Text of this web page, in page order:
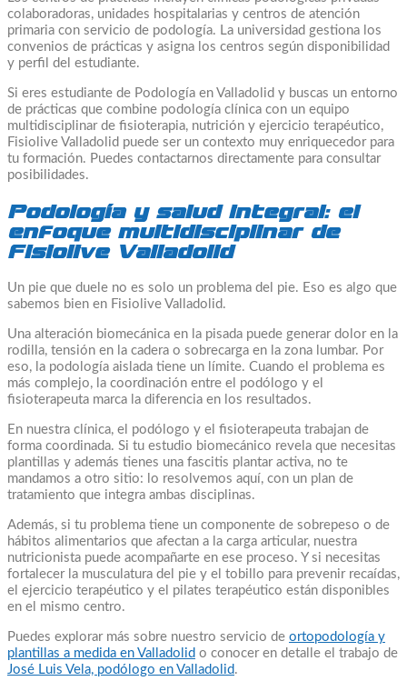
colaboradoras, unidades hospitalarias y centros de atención
primaria con servicio de podología. La universidad gestiona los
convenios de prácticas y asigna los centros según disponibilidad
y perfil del estudiante.
Si eres estudiante de Podología en Valladolid y buscas un entorno
de prácticas que combine podología clínica con un equipo
multidisciplinar de fisioterapia, nutrición y ejercicio terapéutico,
Fisiolive Valladolid puede ser un contexto muy enriquecedor para
tu formación. Puedes contactarnos directamente para consultar
posibilidades.
Podología y salud integral: el
enfoque multidisciplinar de
Fisiolive Valladolid
Un pie que duele no es solo un problema del pie. Eso es algo que
sabemos bien en Fisiolive Valladolid.
Una alteración biomecánica en la pisada puede generar dolor en la
rodilla, tensión en la cadera o sobrecarga en la zona lumbar. Por
eso, la podología aislada tiene un límite. Cuando el problema es
más complejo, la coordinación entre el podólogo y el
fisioterapeuta marca la diferencia en los resultados.
En nuestra clínica, el podólogo y el fisioterapeuta trabajan de
forma coordinada. Si tu estudio biomecánico revela que necesitas
plantillas y además tienes una fascitis plantar activa, no te
mandamos a otro sitio: lo resolvemos aquí, con un plan de
tratamiento que integra ambas disciplinas.
Además, si tu problema tiene un componente de sobrepeso o de
hábitos alimentarios que afectan a la carga articular, nuestra
nutricionista puede acompañarte en ese proceso. Y si necesitas
fortalecer la musculatura del pie y el tobillo para prevenir recaídas,
el ejercicio terapéutico y el pilates terapéutico están disponibles
en el mismo centro.
Puedes explorar más sobre nuestro servicio de ortopodología y
plantillas a medida en Valladolid o conocer en detalle el trabajo de
José Luis Vela, podólogo en Valladolid.